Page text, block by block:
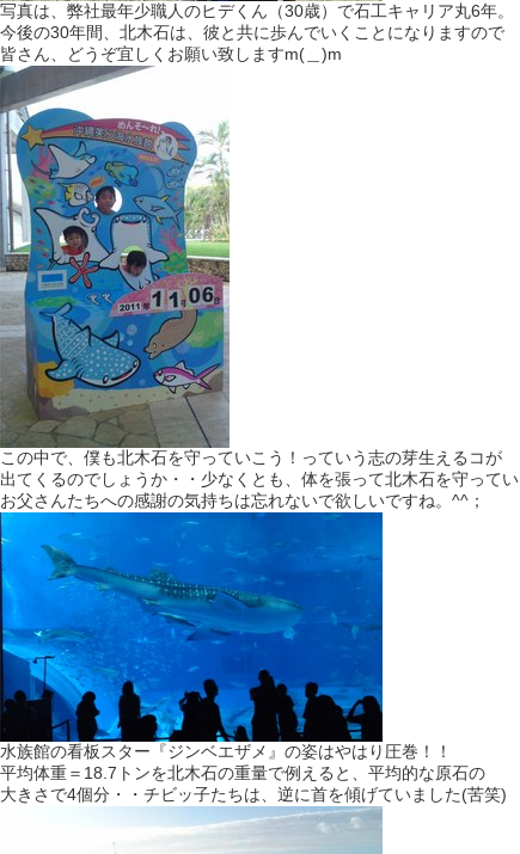
写真は、弊社最年少職人のヒデくん（30歳）で石工キャリア丸6年。
今後の30年間、北木石は、彼と共に歩んでいくことになりますので
皆さん、どうぞ宜しくお願い致しますm(＿)m
この中で、僕も北木石を守っていこう！っていう志の芽生えるコが
出てくるのでしょうか・・少なくとも、体を張って北木石を守ってい
お父さんたちへの感謝の気持ちは忘れないで欲しいですね。^^；
水族館の看板スター『ジンベエザメ』の姿はやはり圧巻！！
平均体重＝18.7トンを北木石の重量で例えると、平均的な原石の
大きさで4個分・・チビッ子たちは、逆に首を傾げていました(苦笑)